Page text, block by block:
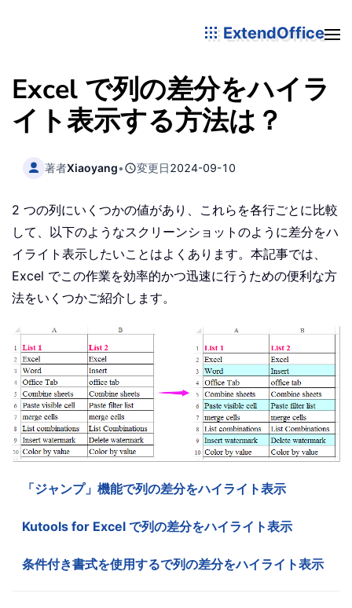
ExtendOffice
Excel で列の差分をハイラ
イト表示する方法は？
著者Xiaoyang• 変更日2024-09-10
2 つの列にいくつかの値があり、これらを各行ごとに比較
して、以下のようなスクリーンショットのように差分をハ
イライト表示したいことはよくあります。本記事では、
Excel でこの作業を効率的かつ迅速に行うための便利な方
法をいくつかご紹介します。
「ジャンプ」機能で列の差分をハイライト表示
Kutools for Excel で列の差分をハイライト表示
条件付き書式を使用するで列の差分をハイライト表示